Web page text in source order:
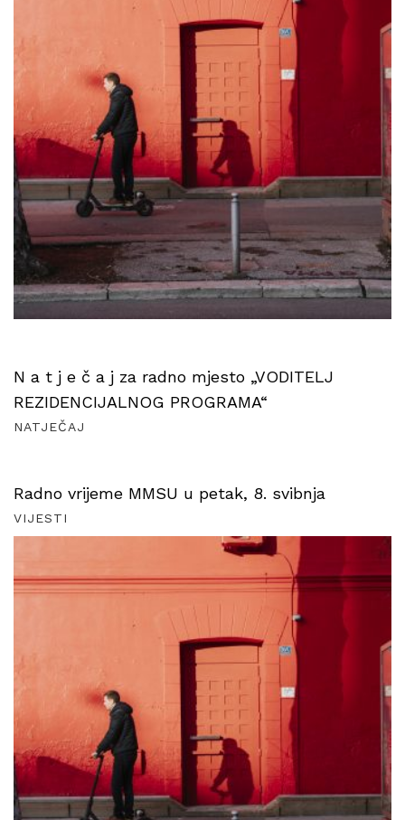
N a t j e č a j za radno mjesto „VODITELJ
REZIDENCIJALNOG PROGRAMA“
NATJEČAJ
Radno vrijeme MMSU u petak, 8. svibnja
VIJESTI